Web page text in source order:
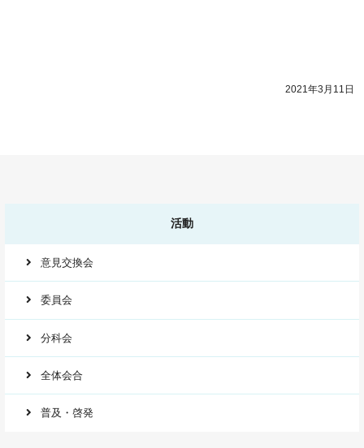
2021年3月11日
活動
意見交換会
委員会
分科会
全体会合
普及・啓発